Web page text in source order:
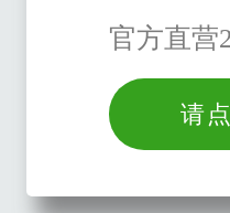
官方直营
请